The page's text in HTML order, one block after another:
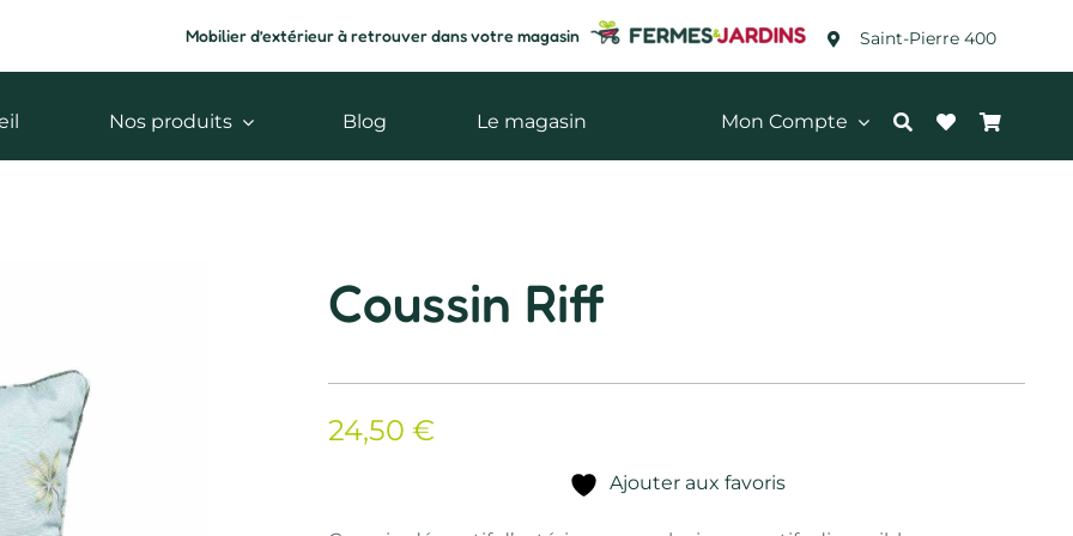
Mobilier d’extérieur à retrouver dans votre magasin Saint-Pierre 400
Nos produits Blog Le magasin Mon Compte
Coussin Riff
24,50€
Ajouter aux favoris